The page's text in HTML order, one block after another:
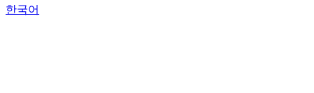
한국어